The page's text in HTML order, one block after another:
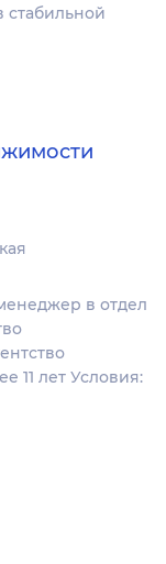
стабильной
в отдел
11 лет Условия: